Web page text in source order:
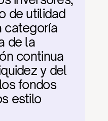
de utilidad
categoría
de la
continua
y del
fondos
estilo